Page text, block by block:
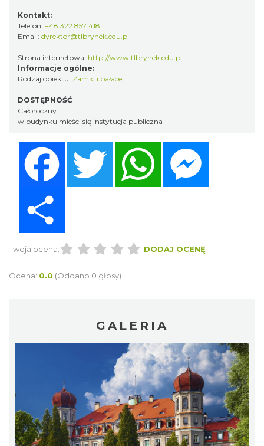
Kontakt:
Telefon: +48 322 857 418
Email: dyrektor@tlbrynek.edu.pl
Strona internetowa: http://www.tlbrynek.edu.pl
Informacje ogólne:
Rodzaj obiektu: Zamki i pałace
DOSTĘPNOŚĆ
Całoroczny
w budynku mieści się instytucja publiczna
Twitter WhatsApp
Twoja ocena: DODAJ OCENĘ
Ocena: 0.0 (Oddano 0 głosy)
GALERIA